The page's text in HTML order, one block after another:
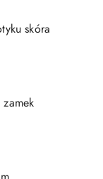
skóra